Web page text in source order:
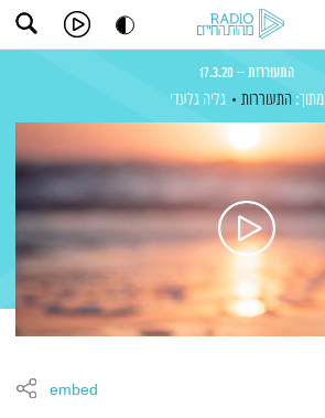
התעוררות – 17.3.20
מתוך: התעוררות גליה גלעדי
embed